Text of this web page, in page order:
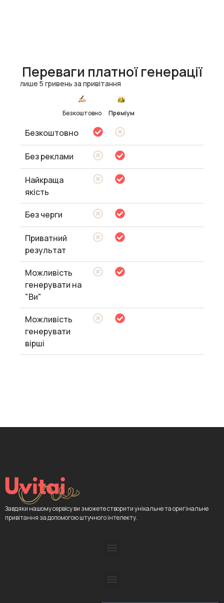
Переваги платної генерації
лише 5 гривень за привітання
Безкоштовно Преміум
Безкоштовно
Без реклами
Найкраща
якість
Без черги
Приватний
результат
Можливість
генерувати на
"Ви"
Можливість
генерувати
вірші
Завдяки нашому сервісу ви зможете створити унікальне та оригінальне
привітання за допомогою штучного інтелекту.